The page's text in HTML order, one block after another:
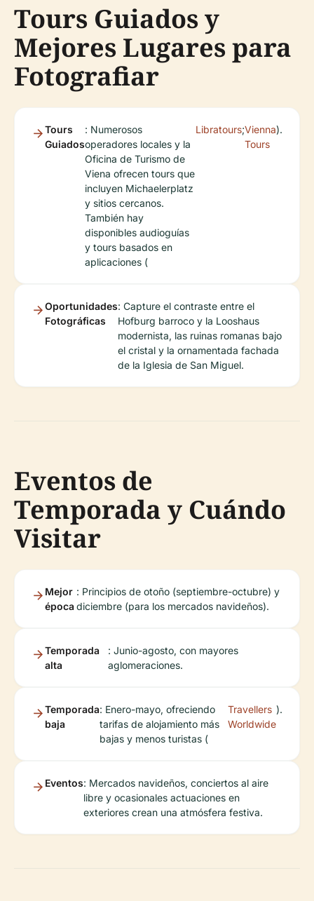
Tours Guiados y
Mejores Lugares para
Fotografiar
Tours
Guiados
: Numerosos
operadores locales y la
Oficina de Turismo de
Viena ofrecen tours que
incluyen Michaelerplatz
y sitios cercanos.
También hay
disponibles audioguías
y tours basados en
aplicaciones (
Libratours;Vienna
Tours
).
Oportunidades
Fotográficas
: Capture el contraste entre el
Hofburg barroco y la Looshaus
modernista, las ruinas romanas bajo
el cristal y la ornamentada fachada
de la Iglesia de San Miguel.
Eventos de
Temporada y Cuándo
Visitar
Mejor
época
: Principios de otoño (septiembre-octubre) y
diciembre (para los mercados navideños).
Temporada
alta
: Junio-agosto, con mayores
aglomeraciones.
Temporada
baja
: Enero-mayo, ofreciendo
tarifas de alojamiento más
bajas y menos turistas (
Travellers
Worldwide
).
Eventos: Mercados navideños, conciertos al aire
libre y ocasionales actuaciones en
exteriores crean una atmósfera festiva.